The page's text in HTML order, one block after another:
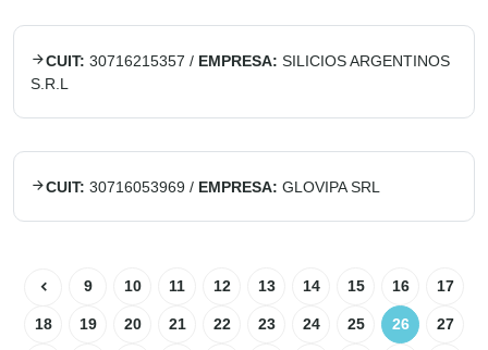
CUIT: 30716215357 / EMPRESA: SILICIOS ARGENTINOS
S.R.L
CUIT: 30716053969 / EMPRESA: GLOVIPA SRL
9 10 11 12 13 14 15 16 17
18 19 20 21 22 23 24 25 26 27